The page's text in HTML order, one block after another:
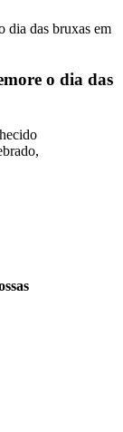
o dia das